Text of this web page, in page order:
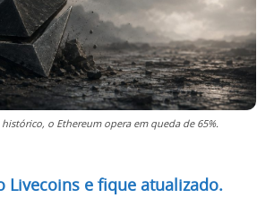
o Ethereum opera em queda de 65%.
Livecoins e fique atualizado.